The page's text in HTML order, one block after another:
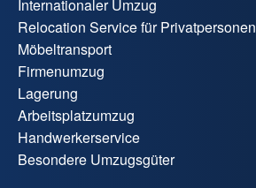
Internationaler Umzug
Relocation Service für Privatpersonen
Möbeltransport
Firmenumzug
Lagerung
Arbeitsplatzumzug
Handwerkerservice
Besondere Umzugsgüter